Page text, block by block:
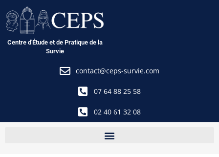
au
contenu
Centre d'Étude et de Pratique de la
Survie
contact@ceps-survie.com
07 64 88 25 58
02 40 61 32 08